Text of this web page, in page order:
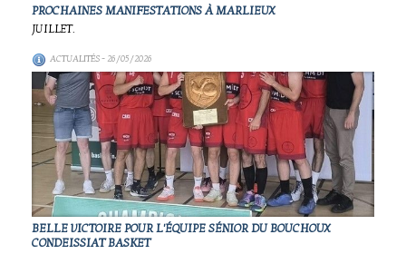
PROCHAINES MANIFESTATIONS À MARLIEUX
JUILLET.
ACTUALITÉS- 26/05/2026
BELLE VICTOIRE POUR L'ÉQUIPE SÉNIOR DU BOUCHOUX
CONDEISSIAT BASKET